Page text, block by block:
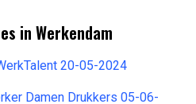
in Werkendam
20-05-2024
Damen Drukkers 05-06-